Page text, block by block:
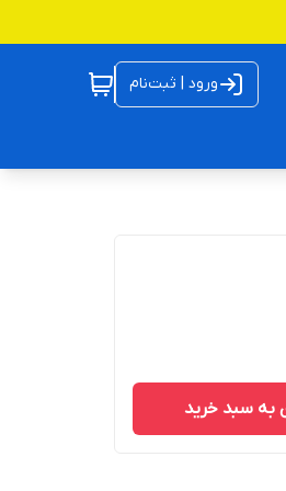
ورود | ثبت‌نام
به سبد خرید